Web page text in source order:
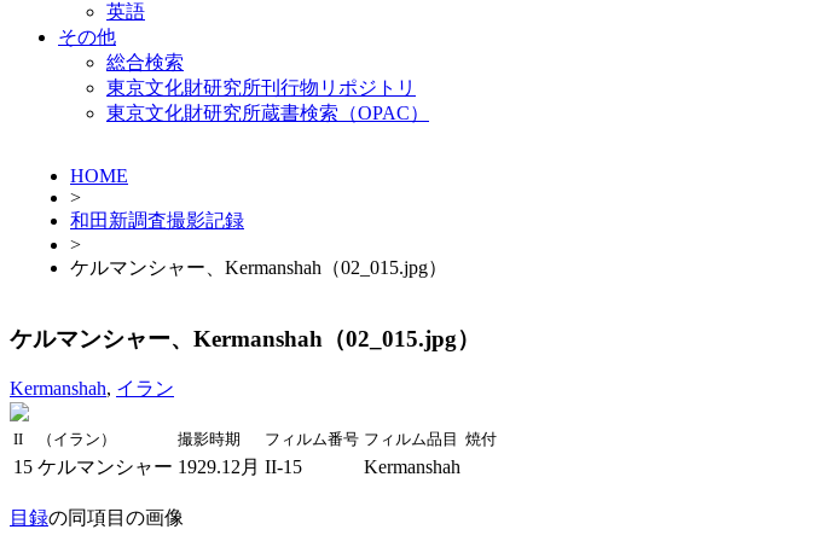
英語
その他
総合検索
東京文化財研究所刊行物リポジトリ
東京文化財研究所蔵書検索（OPAC）
HOME
>
和田新調査撮影記録
>
ケルマンシャー、Kermanshah（02_015.jpg）
ケルマンシャー、Kermanshah（02_015.jpg）
Kermanshah, イラン
II （イラン） 撮影時期 フィルム番号 フィルム品目 焼付
15 ケルマンシャー 1929.12月 II-15 Kermanshah
目録の同項目の画像